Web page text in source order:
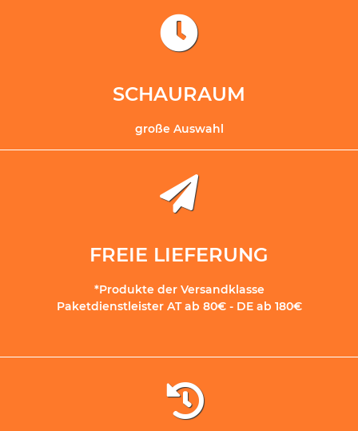
SCHAURAUM
große Auswahl
FREIE LIEFERUNG
*Produkte der Versandklasse
Paketdienstleister AT ab 80€ - DE ab 180€